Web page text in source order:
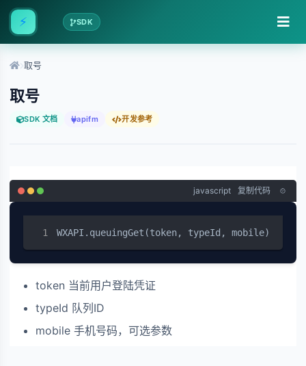
⚡ SDK
取号
取号
SDK 文档 apifm 开发参考
javascript 复制代码
WXAPI.queuingGet(token, typeId, mobile)
token 当前用户登陆凭证
typeId 队列ID
mobile 手机号码，可选参数